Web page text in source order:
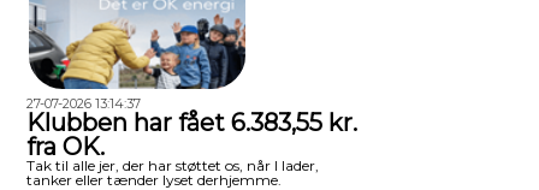
27-07-2026 13:14:37
Klubben har fået 6.383,55 kr.
fra OK.
Tak til alle jer, der har støttet os, når I lader,
tanker eller tænder lyset derhjemme.